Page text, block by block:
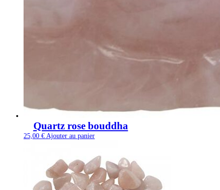
Quartz rose bouddha
25,00 € Ajouter au panier